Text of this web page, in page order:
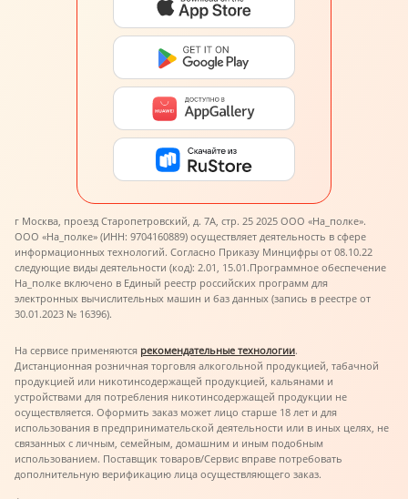
г Москва, проезд Старопетровский, д. 7А, стр. 25 2025 ООО «На_полке».
ООО «На_полке» (ИНН: 9704160889) осуществляет деятельность в сфере
информационных технологий. Согласно Приказу Минцифры от 08.10.22
следующие виды деятельности (код): 2.01, 15.01.Программное обеспечение
На_полке включено в Единый реестр российских программ для
электронных вычислительных машин и баз данных (запись в реестре от
30.01.2023 № 16396).
На сервисе применяются рекомендательные технологии.
Дистанционная розничная торговля алкогольной продукцией, табачной
продукцией или никотинсодержащей продукцией, кальянами и
устройствами для потребления никотинсодержащей продукции не
осуществляется. Оформить заказ может лицо старше 18 лет и для
использования в предпринимательской деятельности или в иных целях, не
связанных с личным, семейным, домашним и иным подобным
использованием. Поставщик товаров/Сервис вправе потребовать
дополнительную верификацию лица осуществляющего заказ.